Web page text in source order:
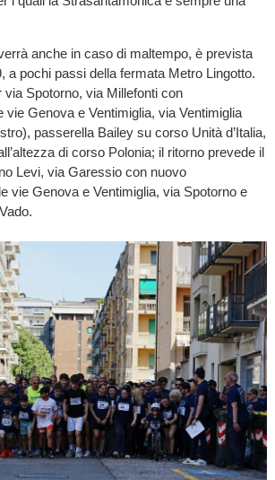
anche in caso di maltempo, è prevista
a pochi passi della fermata Metro Lingotto.
via Spotorno, via Millefonti con
vie Genova e Ventimiglia, via Ventimiglia
passerella Bailey su corso Unità d’Italia,
di corso Polonia; il ritorno prevede il
Levi, via Garessio con nuovo
vie Genova e Ventimiglia, via Spotorno e